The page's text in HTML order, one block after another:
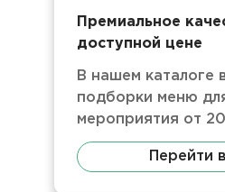
Премиальное
доступной цене
В нашем каталоге
подборки меню
мероприятия от
Перейти